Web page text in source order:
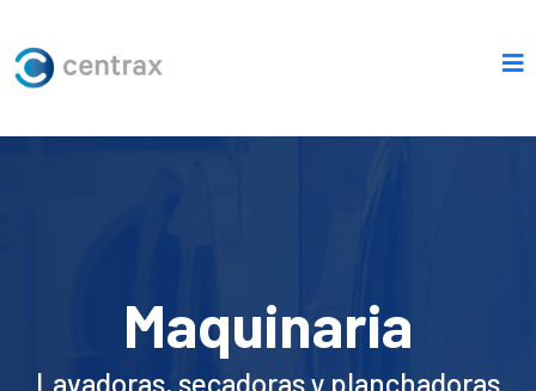
Maquinaria
Lavadoras, secadoras y planchadoras